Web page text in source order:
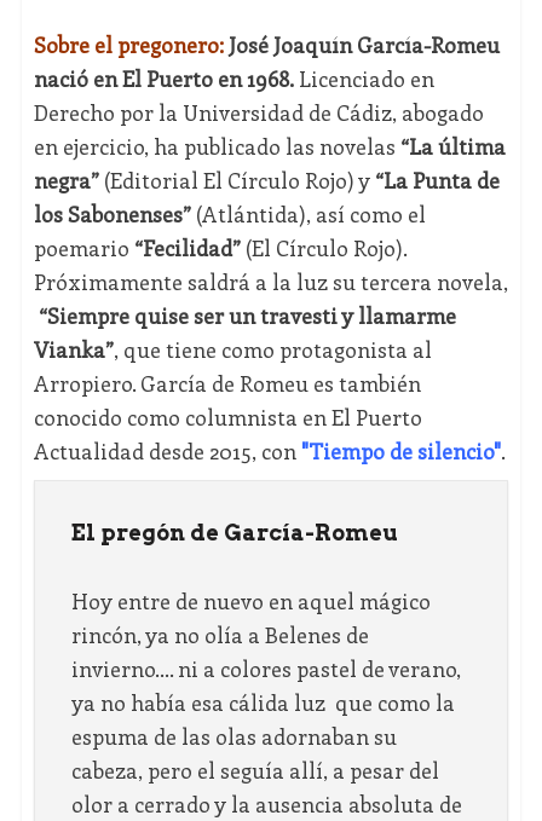
Sobre el pregonero:José Joaquín García-Romeu
nació en El Puerto en 1968.Licenciado en
Derecho por la Universidad de Cádiz, abogado
en ejercicio, ha publicado las novelas “La última
negra”(Editorial El Círculo Rojo) y “La Punta de
los Sabonenses”(Atlántida), así como el
poemario “Fecilidad”(El Círculo Rojo).
Próximamente saldrá a la luz su tercera novela,
“Siempre quise ser un travesti y llamarme
Vianka”, que tiene como protagonista al
Arropiero. García de Romeu es también
conocido como columnista en El Puerto
Actualidad desde 2015, con "Tiempo de silencio".
El pregón de García-Romeu
Hoy entre de nuevo en aquel mágico
rincón, ya no olía a Belenes de
invierno…. ni a colores pastel de verano,
ya no había esa cálida luz que como la
espuma de las olas adornaban su
cabeza, pero el seguía allí, a pesar del
olor a cerrado y la ausencia absoluta de